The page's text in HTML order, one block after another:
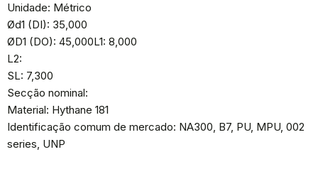
Unidade: Métrico
Ød1 (DI): 35,000
ØD1 (DO): 45,000L1: 8,000
L2:
SL: 7,300
Secção nominal:
Material: Hythane 181
Identificação comum de mercado: NA300, B7, PU, MPU, 002
series, UNP